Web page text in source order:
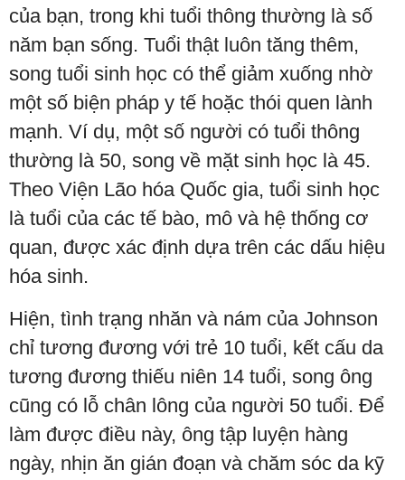
của bạn, trong khi tuổi thông thường là số
năm bạn sống. Tuổi thật luôn tăng thêm,
song tuổi sinh học có thể giảm xuống nhờ
một số biện pháp y tế hoặc thói quen lành
mạnh. Ví dụ, một số người có tuổi thông
thường là 50, song về mặt sinh học là 45.
Theo Viện Lão hóa Quốc gia, tuổi sinh học
là tuổi của các tế bào, mô và hệ thống cơ
quan, được xác định dựa trên các dấu hiệu
hóa sinh.
Hiện, tình trạng nhăn và nám của Johnson
chỉ tương đương với trẻ 10 tuổi, kết cấu da
tương đương thiếu niên 14 tuổi, song ông
cũng có lỗ chân lông của người 50 tuổi. Để
làm được điều này, ông tập luyện hàng
ngày, nhịn ăn gián đoạn và chăm sóc da kỹ